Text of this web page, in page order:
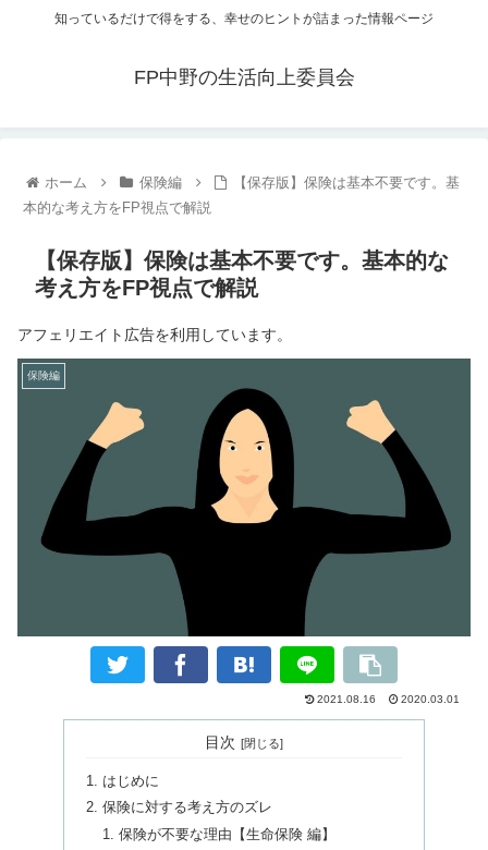
知っているだけで得をする、幸せのヒントが詰まった情報ページ
FP中野の生活向上委員会
ホーム 保険編
【保存版】保険は基本不要です。基
本的な考え方をFP視点で解説
【保存版】保険は基本不要です。基本的な
考え方をFP視点で解説
アフェリエイト広告を利用しています。
保険編
2021.08.16 2020.03.01
目次
はじめに
保険に対する考え方のズレ
保険が不要な理由【生命保険 編】